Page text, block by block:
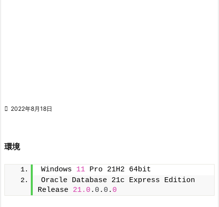
 2022年8月18日
環境
Windows 11 Pro 21H2 64bit
Oracle Database 21c Express Edition
Release 21.0 . 0 . 0 . 0